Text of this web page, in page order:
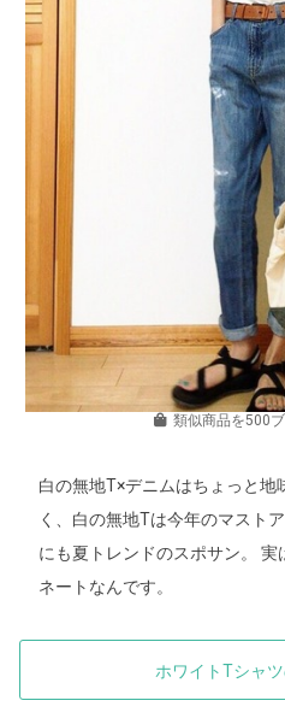
類似商品を500
白の無地T×デニムはちょっと地
く、白の無地Tは今年のマスト
にも夏トレンドのスポサン。
ネートなんです。
ホワイトTシャ